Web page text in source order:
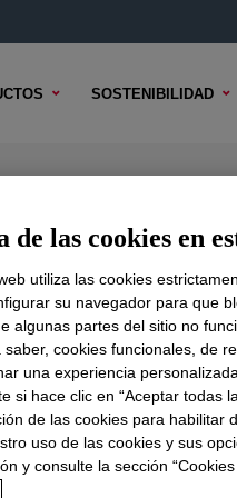
SOSTENIBILIDAD
Resin
TÉCNICO OPCIONES DE
de las cookies en
utiliza las cookies
su navegador para que
algunas partes del sitio no
saber, cookies funcionales, de
una experiencia
si hace clic en “Aceptar todas
de las cookies para habilitar
uso de las cookies y sus
y consulte la sección